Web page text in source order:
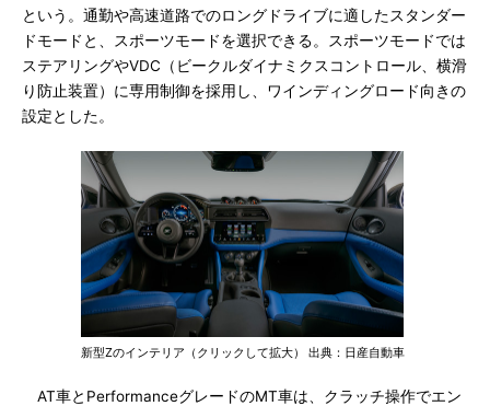
という。通勤や高速道路でのロングドライブに適したスタンダー
ドモードと、スポーツモードを選択できる。スポーツモードでは
ステアリングやVDC（ビークルダイナミクスコントロール、横滑
り防止装置）に専用制御を採用し、ワインディングロード向きの
設定とした。
新型Zのインテリア（クリックして拡大） 出典：日産自動車
AT車とPerformanceグレードのMT車は、クラッチ操作でエン